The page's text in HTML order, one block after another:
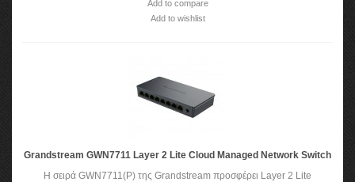
Add to compare
Add to wishlist
Grandstream GWN7711 Layer 2 Lite Cloud Managed Network Switch
Η σειρά GWN7711(P) της Grandstream προσφέρει Layer 2 Lite